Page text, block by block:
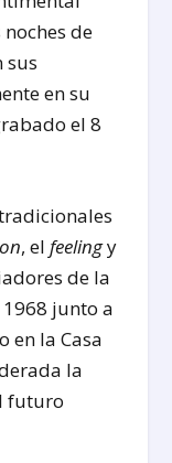
de
sus
en su
el 8
, elfeelingy
de la
junto a
en la Casa
la
futuro